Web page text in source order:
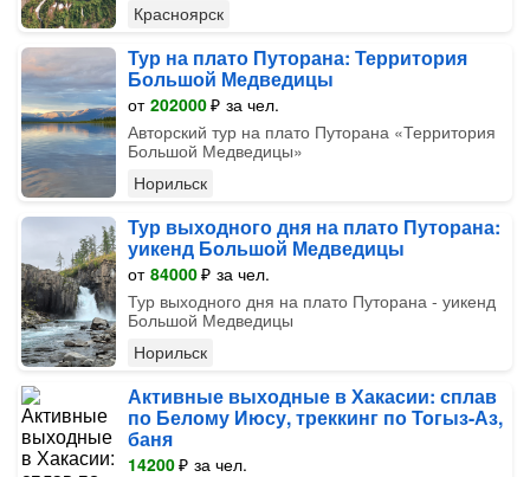
Красноярск
Тур на плато Путорана: Территория
Большой Медведицы
от 202000₽ за чел.
Авторский тур на плато Путорана «Территория
Большой Медведицы»
Норильск
Тур выходного дня на плато Путорана:
уикенд Большой Медведицы
от 84000₽ за чел.
Тур выходного дня на плато Путорана - уикенд
Большой Медведицы
Норильск
Активные выходные в Хакасии: сплав
по Белому Июсу, треккинг по Тогыз-Аз,
баня
14200₽ за чел.